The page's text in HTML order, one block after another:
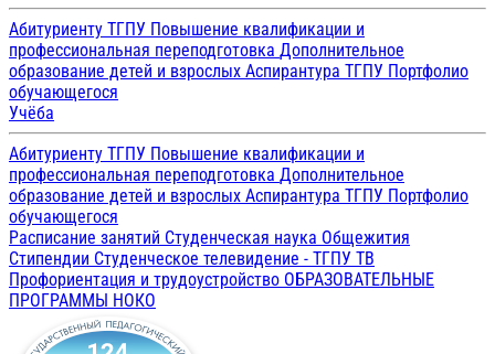
Абитуриенту ТГПУ Повышение квалификации и
профессиональная переподготовка Дополнительное
образование детей и взрослых Аспирантура ТГПУ Портфолио
обучающегося
Учёба
Абитуриенту ТГПУ Повышение квалификации и
профессиональная переподготовка Дополнительное
образование детей и взрослых Аспирантура ТГПУ Портфолио
обучающегося
Расписание занятий Студенческая наука Общежития
Стипендии Студенческое телевидение - ТГПУ ТВ
Профориентация и трудоустройство ОБРАЗОВАТЕЛЬНЫЕ
ПРОГРАММЫ НОКО